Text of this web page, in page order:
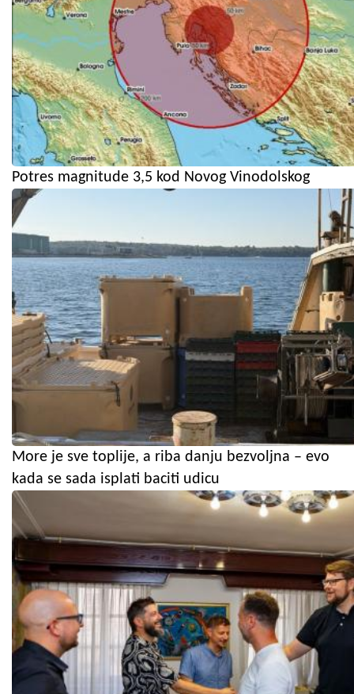
Potres magnitude 3,5 kod Novog Vinodolskog
More je sve toplije, a riba danju bezvoljna – evo
kada se sada isplati baciti udicu